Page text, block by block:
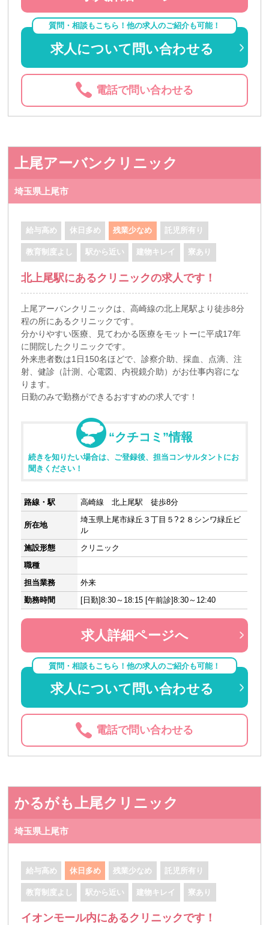
質問・相談もこちら！他の求人のご紹介も可能！
求人について問い合わせる
電話で問い合わせる
上尾アーバンクリニック
埼玉県上尾市
給与高め 休日多め 残業少なめ 託児所有り
教育制度よし 駅から近い 建物キレイ 寮あり
北上尾駅にあるクリニックの求人です！
上尾アーバンクリニックは、高崎線の北上尾駅より徒歩8分
程の所にあるクリニックです。
分かりやすい医療、見てわかる医療をモットーに平成17年
に開院したクリニックです。
外来患者数は1日150名ほどで、診察介助、採血、点滴、注
射、健診（計測、心電図、内視鏡介助）がお仕事内容にな
ります。
日勤のみで勤務ができるおすすめの求人です！
“クチコミ”情報
続きを知りたい場合は、ご登録後、担当コンサルタントにお
聞きください！
路線・駅 高崎線 北上尾駅 徒歩8分
所在地
埼玉県上尾市緑丘３丁目５?２８シンワ緑丘ビ
ル
施設形態
クリニック
職種
担当業務
外来
勤務時間
[日勤]8:30～18:15 [午前診]8:30～12:40
求人詳細ページへ
質問・相談もこちら！他の求人のご紹介も可能！
求人について問い合わせる
電話で問い合わせる
かるがも上尾クリニック
埼玉県上尾市
給与高め 休日多め 残業少なめ 託児所有り
教育制度よし 駅から近い 建物キレイ 寮あり
イオンモール内にあるクリニックです！